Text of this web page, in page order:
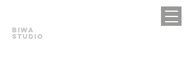
BIWA
STUDIO